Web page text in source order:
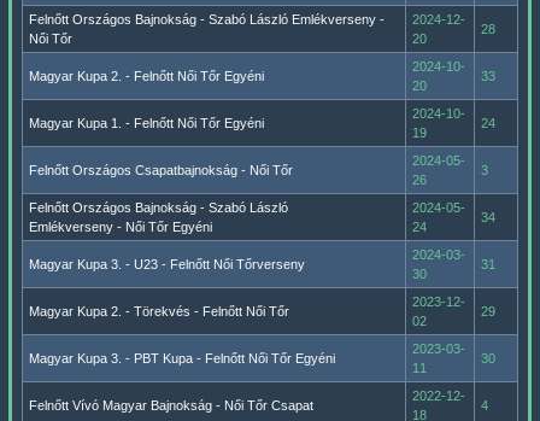
Felnőtt Országos Bajnokság - Szabó László Emlékverseny -
Női Tőr
2024-12-
20
28
Magyar Kupa 2. - Felnőtt Női Tőr Egyéni
2024-10-
20
33
Magyar Kupa 1. - Felnőtt Női Tőr Egyéni
2024-10-
19
24
Felnőtt Országos Csapatbajnokság - Női Tőr
2024-05-
26
3
Felnőtt Országos Bajnokság - Szabó László
Emlékverseny - Női Tőr Egyéni
2024-05-
24
34
Magyar Kupa 3. - U23 - Felnőtt Női Tőrverseny
2024-03-
30
31
Magyar Kupa 2. - Törekvés - Felnőtt Női Tőr
2023-12-
02
29
Magyar Kupa 3. - PBT Kupa - Felnőtt Női Tőr Egyéni
2023-03-
11
30
Felnőtt Vívó Magyar Bajnokság - Női Tőr Csapat
2022-12-
18
4